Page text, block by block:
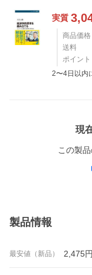
実質
商品価格
送料
ポイント
2〜4日以内
現
この製
製品情報
最安値（新品） 2,475円